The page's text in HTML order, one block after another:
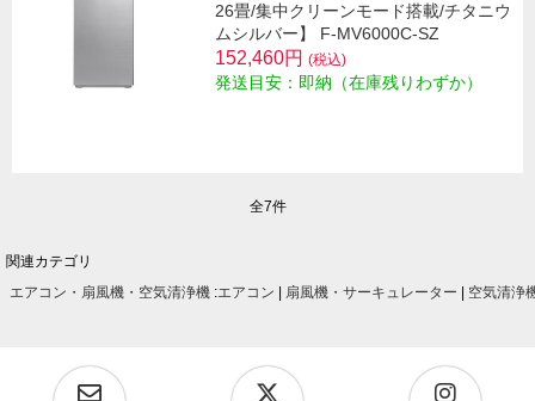
26畳/集中クリーンモード搭載/チタニウ
ムシルバー】 F-MV6000C-SZ
152,460円 (税込)
発送目安：即納（在庫残りわずか）
全7件
関連カテゴリ
エアコン・扇風機・空気清浄機 :エアコン 扇風機・サーキュレーター 空気清浄